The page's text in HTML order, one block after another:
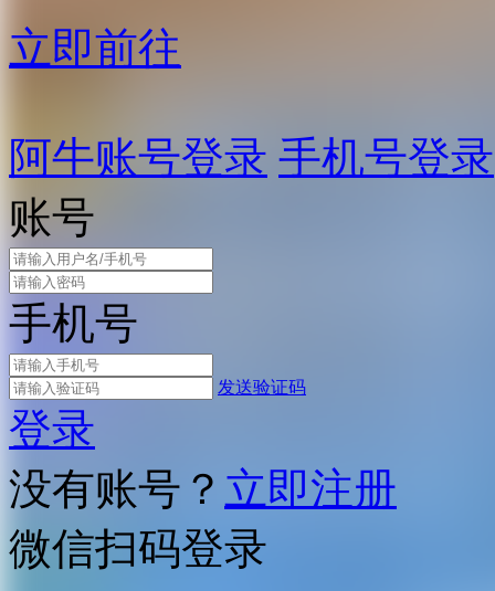
立即前往
阿牛账号登录 手机号登录
账号
手机号
发送验证码
登录
没有账号？ 立即注册
微信扫码登录